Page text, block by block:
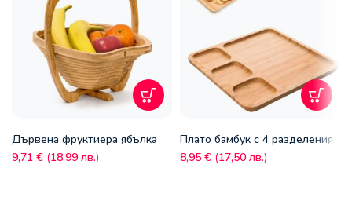
Дървена фруктиера ябълка
9,71 € (18,99 лв.)
Плато бамбук с 4 разделения
8,95 € (17,50 лв.)